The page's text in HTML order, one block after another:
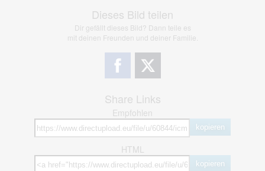
Dieses Bild teilen
Dir gefällt dieses Bild? Dann teile es
mit deinen Freunden und deiner Familie.
Share Links
Empfohlen
kopieren
HTML
kopieren